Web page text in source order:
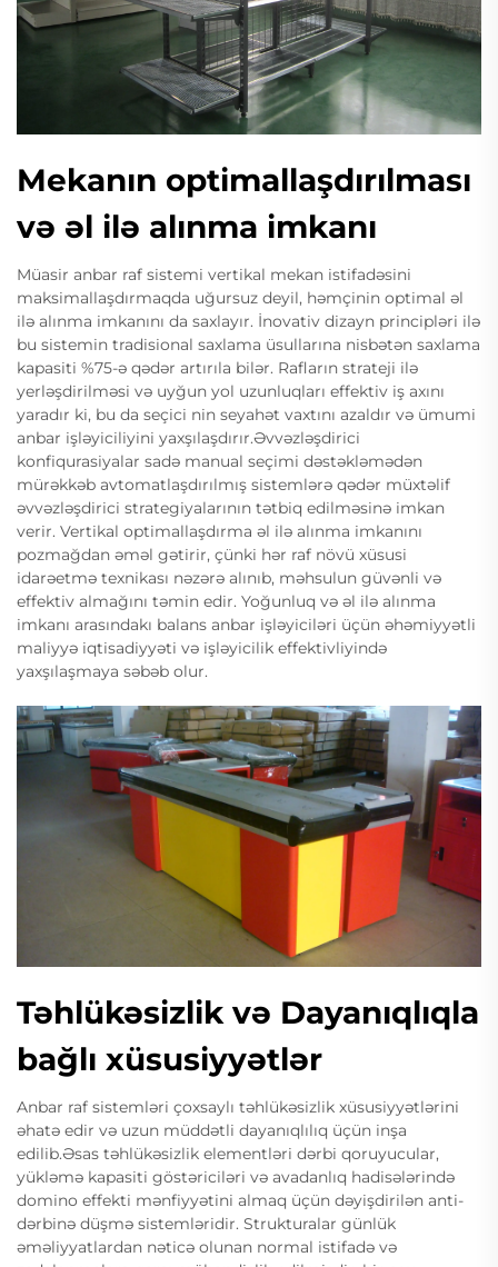
Mekanın optimallaşdırılması
və əl ilə alınma imkanı
Müasir anbar raf sistemi vertikal mekan istifadəsini
maksimallaşdırmaqda uğursuz deyil, həmçinin optimal əl
ilə alınma imkanını da saxlayır. İnovativ dizayn principləri ilə
bu sistemin tradisional saxlama üsullarına nisbətən saxlama
kapasiti %75-ə qədər artırıla bilər. Rafların strateji ilə
yerləşdirilməsi və uyğun yol uzunluqları effektiv iş axını
yaradır ki, bu da seçici nin seyahət vaxtını azaldır və ümumi
anbar işləyiciliyini yaxşılaşdırır.Əvvəzləşdirici
konfiqurasiyalar sadə manual seçimi dəstəkləmədən
mürəkkəb avtomatlaşdırılmış sistemlərə qədər müxtəlif
əvvəzləşdirici strategiyalarının tətbiq edilməsinə imkan
verir. Vertikal optimallaşdırma əl ilə alınma imkanını
pozmağdan əməl gətirir, çünki hər raf növü xüsusi
idarəetmə texnikası nəzərə alınıb, məhsulun güvənli və
effektiv almağını təmin edir. Yoğunluq və əl ilə alınma
imkanı arasındakı balans anbar işləyiciləri üçün əhəmiyyətli
maliyyə iqtisadiyyəti və işləyicilik effektivliyində
yaxşılaşmaya səbəb olur.
Təhlükəsizlik və Dayanıqlıqla
bağlı xüsusiyyətlər
Anbar raf sistemləri çoxsaylı təhlükəsizlik xüsusiyyətlərini
əhatə edir və uzun müddətli dayanıqlılıq üçün inşa
edilib.Əsas təhlükəsizlik elementləri dərbi qoruyucular,
yükləmə kapasiti göstəriciləri və avadanlıq hadisələrində
domino effekti mənfiyyətini almaq üçün dəyişdirilən anti-
dərbinə düşmə sistemləridir. Strukturalar günlük
əməliyyatlardan nəticə olunan normal istifadə və